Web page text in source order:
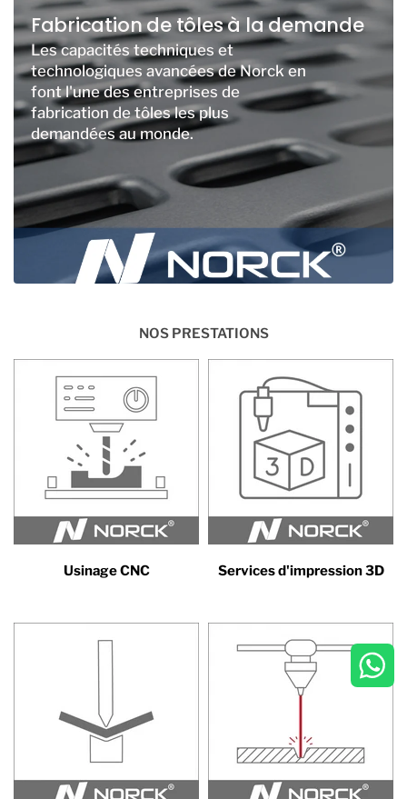
Fabrication de tôles à la demande
Les capacités techniques et
technologiques avancées de Norck en
font l'une des entreprises de
fabrication de tôles les plus
demandées au monde.
NOS PRESTATIONS
Usinage CNC Services d'impression 3D